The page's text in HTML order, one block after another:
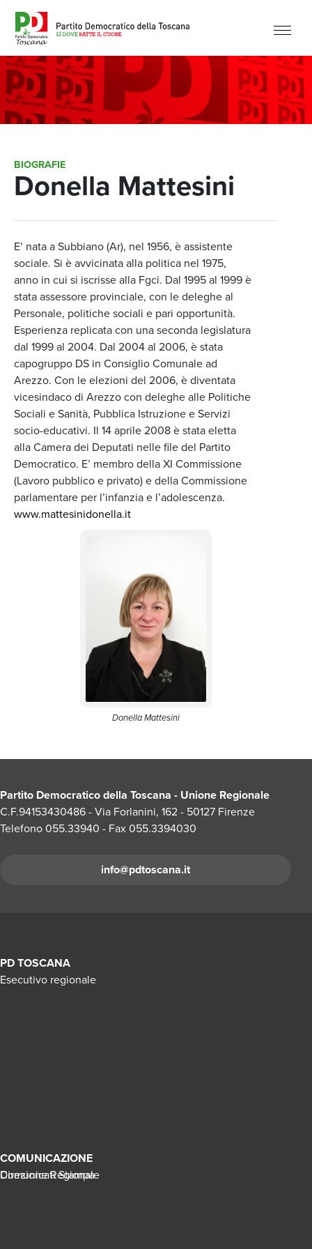
BIOGRAFIE
Donella Mattesini
E’ nata a Subbiano (Ar), nel 1956, è assistente
sociale. Si è avvicinata alla politica nel 1975,
anno in cui si iscrisse alla Fgci. Dal 1995 al 1999 è
stata assessore provinciale, con le deleghe al
Personale, politiche sociali e pari opportunità.
Esperienza replicata con una seconda legislatura
dal 1999 al 2004. Dal 2004 al 2006, è stata
capogruppo DS in Consiglio Comunale ad
Arezzo. Con le elezioni del 2006, è diventata
vicesindaco di Arezzo con deleghe alle Politiche
Sociali e Sanità, Pubblica Istruzione e Servizi
socio-educativi. Il 14 aprile 2008 è stata eletta
alla Camera dei Deputati nelle file del Partito
Democratico. E’ membro della XI Commissione
(Lavoro pubblico e privato) e della Commissione
parlamentare per l’infanzia e l’adolescenza.
www.mattesinidonella.it
Donella Mattesini
Partito Democratico della Toscana - Unione Regionale
C.F.94153430486 - Via Forlanini, 162 - 50127 Firenze
Telefono 055.33940 - Fax 055.3394030
info@pdtoscana.it
PD TOSCANA
Esecutivo regionale
Direzione Regionale
COMUNICAZIONE
Comunicati Stampa